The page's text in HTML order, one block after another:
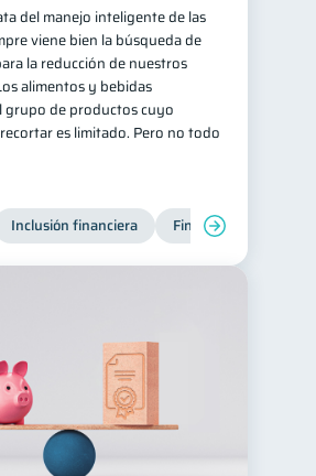
del manejo inteligente de las
viene bien la búsqueda de
la reducción de nuestros
alimentos y bebidas
grupo de productos cuyo
es limitado. Pero no todo
Inclusión financiera Finanzas para jóvenes